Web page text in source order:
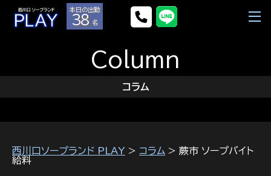
本日の出勤
38 名
Column
コラム
西川口ソープランド PLAY > コラム > 蕨市 ソープバイト
給料